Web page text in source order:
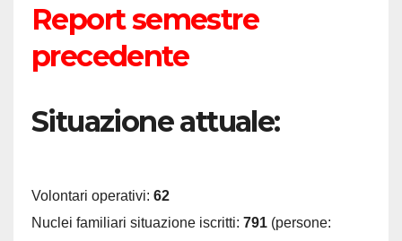
Report semestre
precedente
Situazione attuale:
Volontari operativi: 62
Nuclei familiari situazione iscritti: 791 (persone: